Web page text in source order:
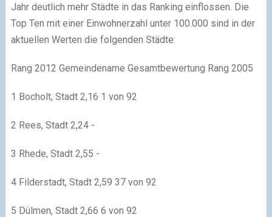
Jahr deutlich mehr Städte in das Ranking einflossen. Die
Top Ten mit einer Einwohnerzahl unter 100.000 sind in der
aktuellen Werten die folgenden Städte:
Rang 2012 Gemeindename Gesamtbewertung Rang 2005
1 Bocholt, Stadt 2,16 1 von 92
2 Rees, Stadt 2,24 -
3 Rhede, Stadt 2,55 -
4 Filderstadt, Stadt 2,59 37 von 92
5 Dülmen, Stadt 2,66 6 von 92